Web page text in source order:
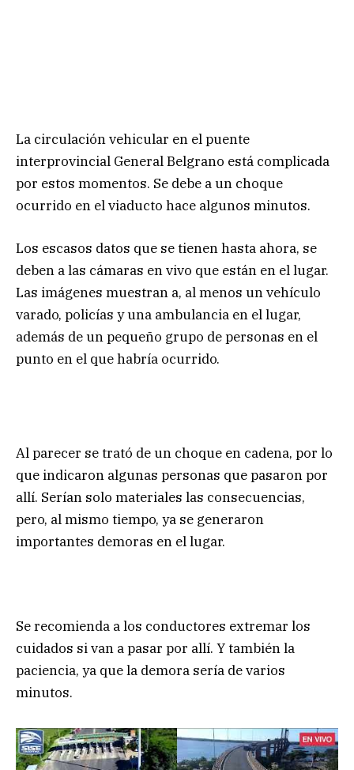
La circulación vehicular en el puente
interprovincial General Belgrano está complicada
por estos momentos. Se debe a un choque
ocurrido en el viaducto hace algunos minutos.
Los escasos datos que se tienen hasta ahora, se
deben a las cámaras en vivo que están en el lugar.
Las imágenes muestran a, al menos un vehículo
varado, policías y una ambulancia en el lugar,
además de un pequeño grupo de personas en el
punto en el que habría ocurrido.
Al parecer se trató de un choque en cadena, por lo
que indicaron algunas personas que pasaron por
allí. Serían solo materiales las consecuencias,
pero, al mismo tiempo, ya se generaron
importantes demoras en el lugar.
Se recomienda a los conductores extremar los
cuidados si van a pasar por allí. Y también la
paciencia, ya que la demora sería de varios
minutos.